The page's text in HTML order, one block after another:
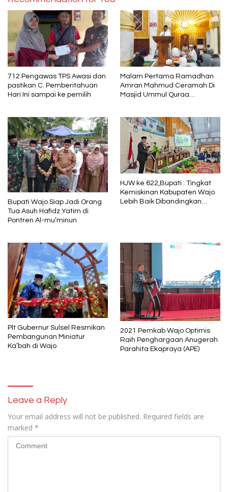
712 Pengawas TPS Awasi dan
pastikan C. Pemberitahuan
Hari Ini sampai ke pemilih
Malam Pertama Ramadhan
Amran Mahmud Ceramah Di
Masjid Ummul Quraa
Bupati Wajo Siap Jadi Orang
Tua Asuh Hafidz Yatim di
Pontren Al-mu’minun
HJW ke 622,Bupati : Tingkat
Kemiskinan Kabupaten Wajo
Lebih Baik Dibandingkan
Plt Gubernur Sulsel Resmikan
Pembangunan Miniatur
Ka’bah di Wajo
2021 Pemkab Wajo Optimis
Raih Penghargaan Anugerah
Parahita Ekapraya (APE)
Leave a Reply
Your email address will not be published. Required fields are
marked *